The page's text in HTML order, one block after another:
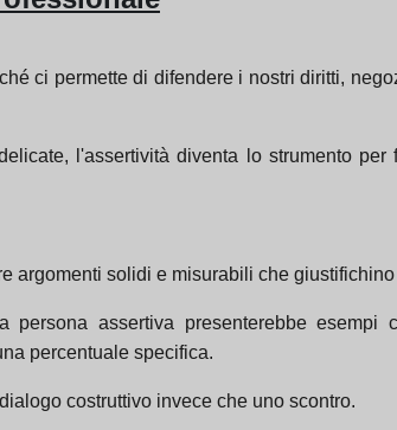
ci permette di difendere i nostri diritti,
l'assertività diventa lo strumento
argomenti solidi e misurabili che
assertiva presenterebbe esempi
percentuale specifica.
costruttivo invece che uno scontro.